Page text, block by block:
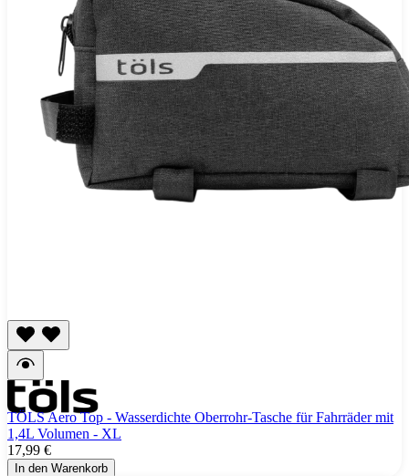
TÖLS Aero Top - Wasserdichte Oberrohr-Tasche für Fahrräder mit
1,4L Volumen - XL
17,99 €
In den Warenkorb